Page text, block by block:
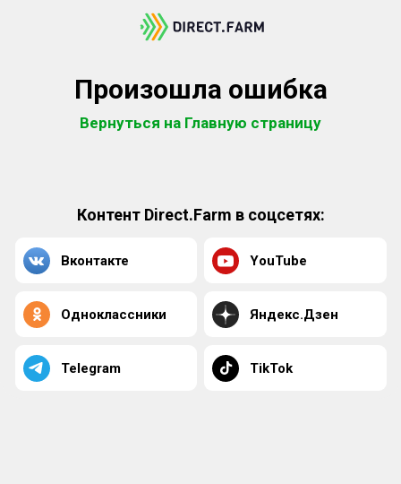
Произошла ошибка
Вернуться на Главную страницу
Контент Direct.Farm в соцсетях:
Вконтакте YouTube
Одноклассники Яндекс.Дзен
Telegram TikTok